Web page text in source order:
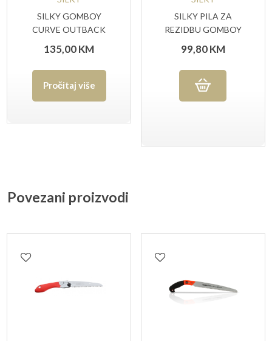
SILKY GOMBOY
CURVE OUTBACK
135,00KM
Pročitaj više
SILKY PILA ZA
REZIDBU GOMBOY
99,80KM
Povezani proizvodi